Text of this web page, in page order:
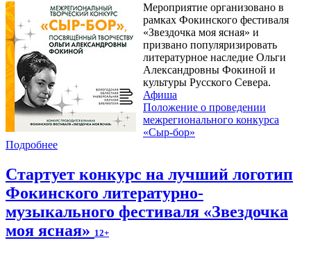
Мероприятие организовано в
рамках Фокинского фестиваля
«Звездочка моя ясная» и
призвано популяризировать
литературное наследие Ольги
Александровны Фокиной и
культуры Русского Севера.
Афиша
Положение о проведении
межрегионального конкурса
«Сыр-бор»
Подробнее
Стартует конкурс на лучший логотип
Фокинского литературно-
музыкального фестиваля «Звездочка
моя ясная» 12+